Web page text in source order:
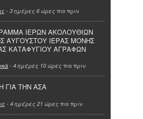
- 3 ημέρες 6 ώρες πιο πριν
ΙΕΡΩΝ ΑΚΟΛΟΥΘΙΩΝ
ΑΥΓΟΥΣΤΟΥ ΙΕΡΑΣ ΜΟΝΗΣ
ΚΑΤΑΦΥΓΙΟΥ ΑΓΡΑΦΩΝ
- 4 ημέρες 10 ώρες πιο πριν
ΓΙΑ ΤΗΝ ΑΣΑ
- 4 ημέρες 21 ώρες πιο πριν